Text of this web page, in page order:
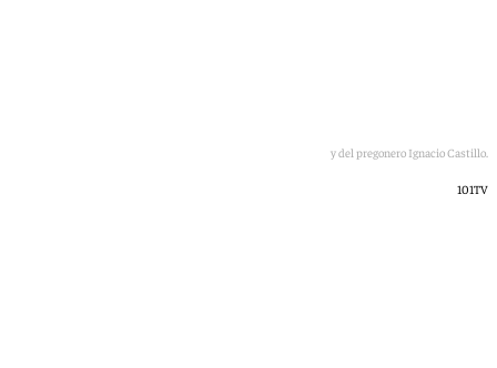
Imagen del Teatro Cervantes y del pregonero Ignacio Castillo.
101TV